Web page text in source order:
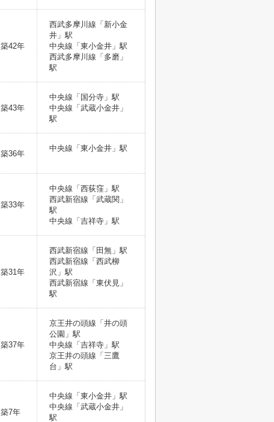
築42年
西武多摩川線「新小金
井」駅
中央線「東小金井」駅
西武多摩川線「多磨」
駅
築43年
中央線「国分寺」駅
中央線「武蔵小金井」
駅
築36年
中央線「東小金井」駅
築33年
中央線「西荻窪」駅
西武新宿線「武蔵関」
駅
中央線「吉祥寺」駅
築31年
西武新宿線「田無」駅
西武新宿線「西武柳
沢」駅
西武新宿線「東伏見」
駅
築37年
京王井の頭線「井の頭
公園」駅
中央線「吉祥寺」駅
京王井の頭線「三鷹
台」駅
築7年
中央線「東小金井」駅
中央線「武蔵小金井」
駅